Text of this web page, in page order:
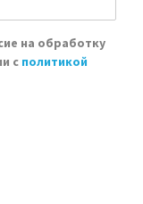
на обработку
с политикой